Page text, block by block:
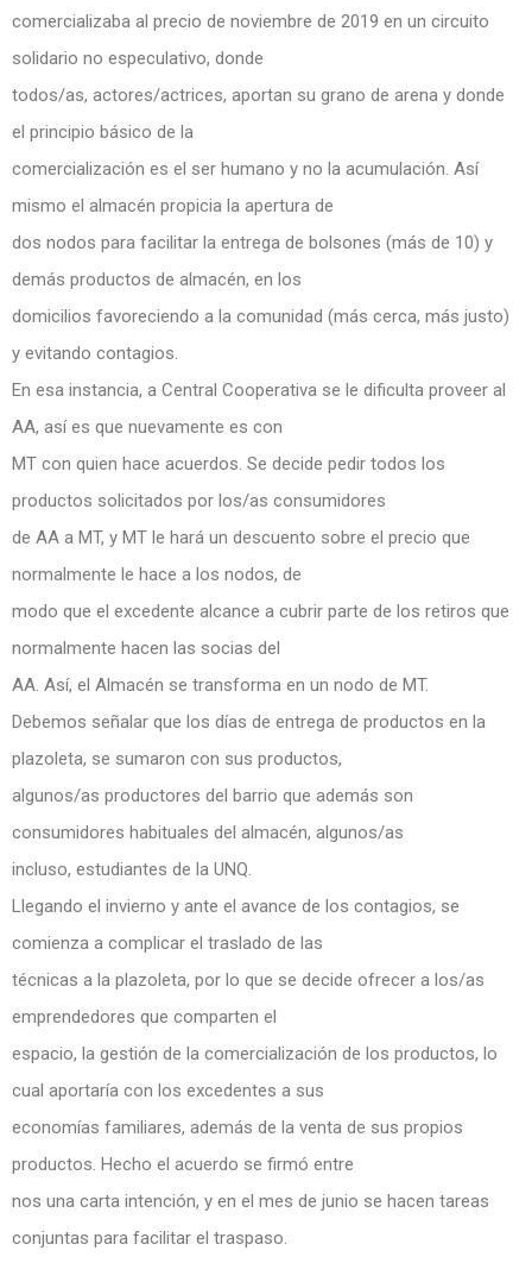
comercializaba al precio de noviembre de 2019 en un circuito
solidario no especulativo, donde
todos/as, actores/actrices, aportan su grano de arena y donde
el principio básico de la
comercialización es el ser humano y no la acumulación. Así
mismo el almacén propicia la apertura de
dos nodos para facilitar la entrega de bolsones (más de 10) y
demás productos de almacén, en los
domicilios favoreciendo a la comunidad (más cerca, más justo)
y evitando contagios.
En esa instancia, a Central Cooperativa se le dificulta proveer al
AA, así es que nuevamente es con
MT con quien hace acuerdos. Se decide pedir todos los
productos solicitados por los/as consumidores
de AA a MT, y MT le hará un descuento sobre el precio que
normalmente le hace a los nodos, de
modo que el excedente alcance a cubrir parte de los retiros que
normalmente hacen las socias del
AA. Así, el Almacén se transforma en un nodo de MT.
Debemos señalar que los días de entrega de productos en la
plazoleta, se sumaron con sus productos,
algunos/as productores del barrio que además son
consumidores habituales del almacén, algunos/as
incluso, estudiantes de la UNQ.
Llegando el invierno y ante el avance de los contagios, se
comienza a complicar el traslado de las
técnicas a la plazoleta, por lo que se decide ofrecer a los/as
emprendedores que comparten el
espacio, la gestión de la comercialización de los productos, lo
cual aportaría con los excedentes a sus
economías familiares, además de la venta de sus propios
productos. Hecho el acuerdo se firmó entre
nos una carta intención, y en el mes de junio se hacen tareas
conjuntas para facilitar el traspaso.